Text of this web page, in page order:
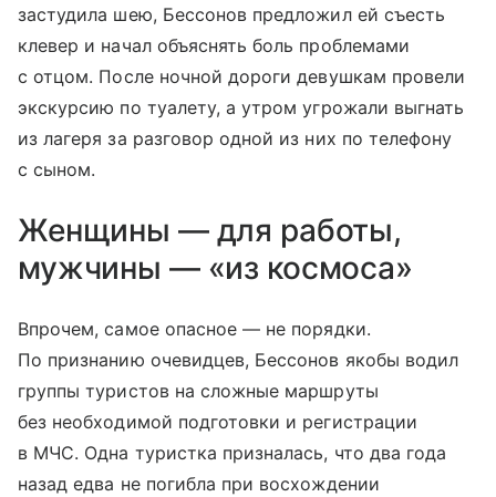
застудила шею, Бессонов предложил ей съесть
клевер и начал объяснять боль проблемами
с отцом. После ночной дороги девушкам провели
экскурсию по туалету, а утром угрожали выгнать
из лагеря за разговор одной из них по телефону
с сыном.
Женщины — для работы,
мужчины — «из космоса»
Впрочем, самое опасное — не порядки.
По признанию очевидцев, Бессонов якобы водил
группы туристов на сложные маршруты
без необходимой подготовки и регистрации
в МЧС. Одна туристка призналась, что два года
назад едва не погибла при восхождении